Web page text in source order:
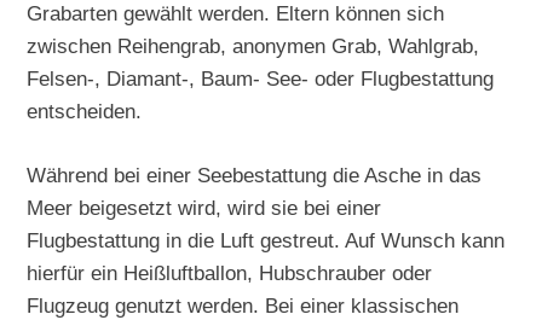
Grabarten gewählt werden. Eltern können sich
zwischen Reihengrab, anonymen Grab, Wahlgrab,
Felsen-, Diamant-, Baum- See- oder Flugbestattung
entscheiden.
Während bei einer Seebestattung die Asche in das
Meer beigesetzt wird, wird sie bei einer
Flugbestattung in die Luft gestreut. Auf Wunsch kann
hierfür ein Heißluftballon, Hubschrauber oder
Flugzeug genutzt werden. Bei einer klassischen